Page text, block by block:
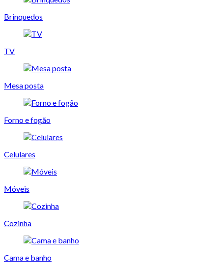
Brinquedos
TV
Mesa posta
Forno e fogão
Celulares
Móveis
Cozinha
Cama e banho